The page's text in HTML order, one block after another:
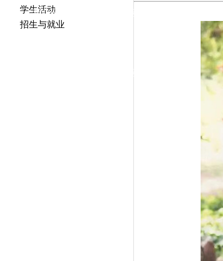
专业设置
学生活动
工会活动
学生活动
招生与就业